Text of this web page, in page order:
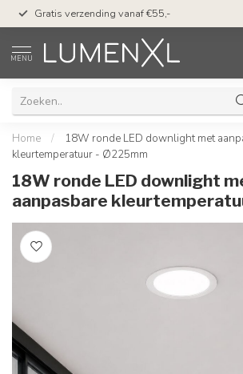
Gratis verzending vanaf €55,-
MENU
Home /
18W ronde LED downlight met
kleurtemperatuur - Ø225mm
18W ronde LED downlight
aanpasbare